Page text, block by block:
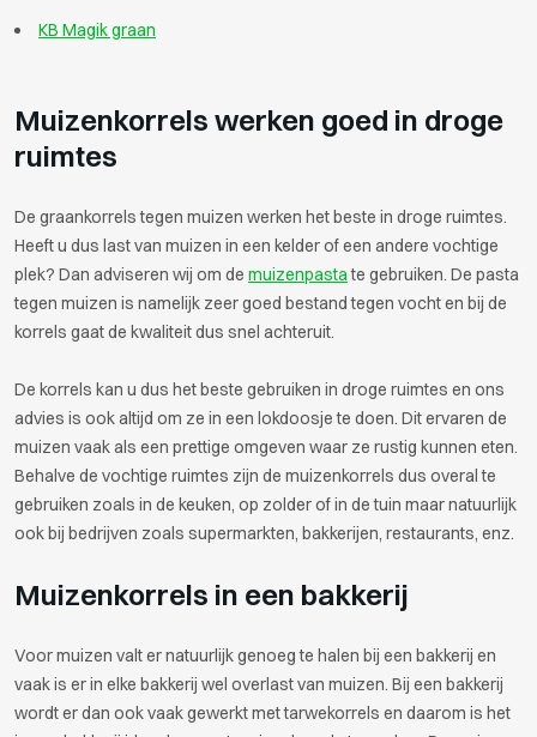
KB Magik graan
Muizenkorrels werken goed in droge
ruimtes
De graankorrels tegen muizen werken het beste in droge ruimtes.
Heeft u dus last van muizen in een kelder of een andere vochtige
plek? Dan adviseren wij om de muizenpastate gebruiken. De pasta
tegen muizen is namelijk zeer goed bestand tegen vocht en bij de
korrels gaat de kwaliteit dus snel achteruit.
De korrels kan u dus het beste gebruiken in droge ruimtes en ons
advies is ook altijd om ze in een lokdoosje te doen. Dit ervaren de
muizen vaak als een prettige omgeven waar ze rustig kunnen eten.
Behalve de vochtige ruimtes zijn de muizenkorrels dus overal te
gebruiken zoals in de keuken, op zolder of in de tuin maar natuurlijk
ook bij bedrijven zoals supermarkten, bakkerijen, restaurants, enz.
Muizenkorrels in een bakkerij
Voor muizen valt er natuurlijk genoeg te halen bij een bakkerij en
vaak is er in elke bakkerij wel overlast van muizen. Bij een bakkerij
wordt er dan ook vaak gewerkt met tarwekorrels en daarom is het